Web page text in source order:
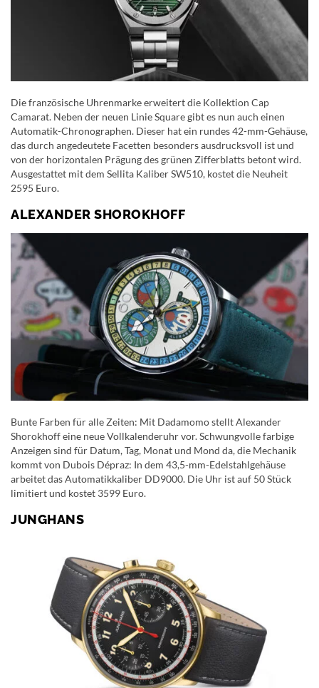
Die französische Uhrenmarke erweitert die Kollektion Cap
Camarat. Neben der neuen Linie Square gibt es nun auch einen
Automatik-Chronographen. Dieser hat ein rundes 42-mm-Gehäuse,
das durch angedeutete Facetten besonders ausdrucksvoll ist und
von der horizontalen Prägung des grünen Zifferblatts betont wird.
Ausgestattet mit dem Sellita Kaliber SW510, kostet die Neuheit
2595 Euro.
ALEXANDER SHOROKHOFF
Bunte Farben für alle Zeiten: Mit Dadamomo stellt Alexander
Shorokhoff eine neue Vollkalenderuhr vor. Schwungvolle farbige
Anzeigen sind für Datum, Tag, Monat und Mond da, die Mechanik
kommt von Dubois Dépraz: In dem 43,5-mm-Edelstahlgehäuse
arbeitet das Automatikkaliber DD9000. Die Uhr ist auf 50 Stück
limitiert und kostet 3599 Euro.
JUNGHANS